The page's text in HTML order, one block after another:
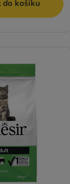
do košíku